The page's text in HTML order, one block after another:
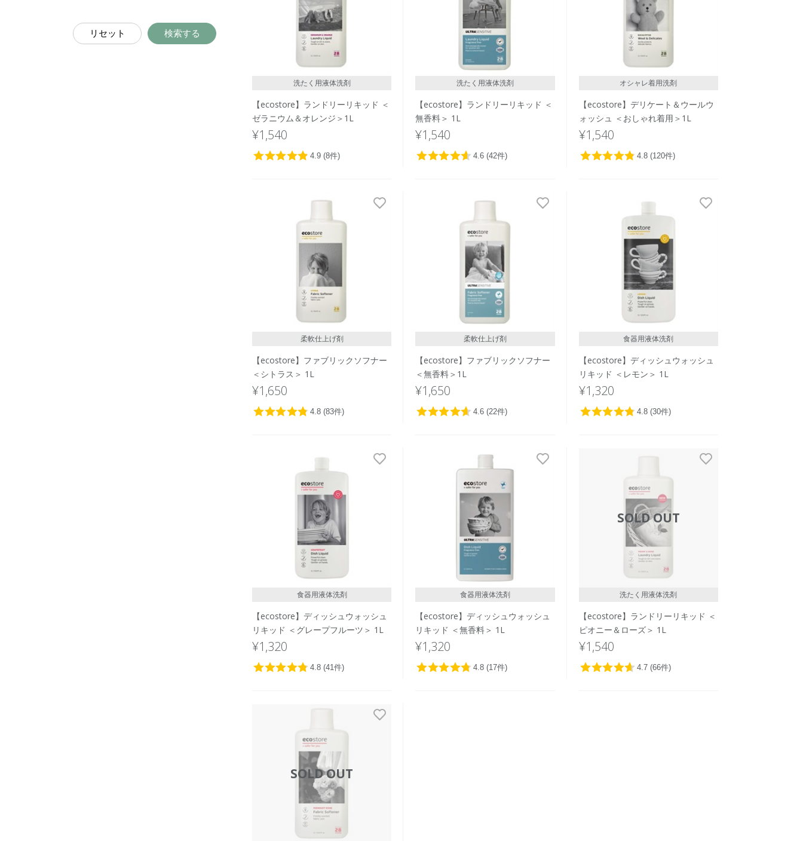
リセット 検索する
洗たく用液体洗剤
【ecostore】ランドリーリキッド ＜
ゼラニウム＆オレンジ＞1L
¥1,540
洗たく用液体洗剤
【ecostore】ランドリーリキッド ＜
無香料＞ 1L
¥1,540
オシャレ着用洗剤
【ecostore】デリケート＆ウールウ
ォッシュ ＜おしゃれ着用＞1L
¥1,540
柔軟仕上げ剤
【ecostore】ファブリックソフナー
＜シトラス＞ 1L
¥1,650
柔軟仕上げ剤
【ecostore】ファブリックソフナー
＜無香料＞1L
¥1,650
食器用液体洗剤
【ecostore】ディッシュウォッシュ
リキッド ＜レモン＞ 1L
¥1,320
食器用液体洗剤
【ecostore】ディッシュウォッシュ
リキッド ＜グレープフルーツ＞ 1L
¥1,320
食器用液体洗剤
【ecostore】ディッシュウォッシュ
リキッド ＜無香料＞ 1L
¥1,320
SOLD OUT
洗たく用液体洗剤
【ecostore】ランドリーリキッド ＜
ピオニー＆ローズ＞ 1L
¥1,540
SOLD OUT